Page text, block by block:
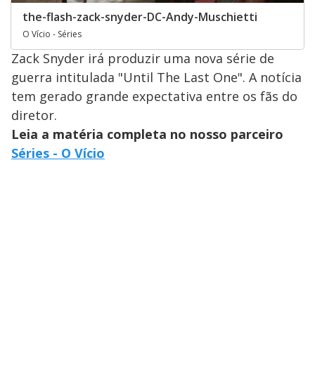
the-flash-zack-snyder-DC-Andy-Muschietti
O Vício - Séries
Zack Snyder irá produzir uma nova série de
guerra intitulada "Until The Last One". A notícia
tem gerado grande expectativa entre os fãs do
diretor.
Leia a matéria completa no nosso parceiro
Séries - O Vício